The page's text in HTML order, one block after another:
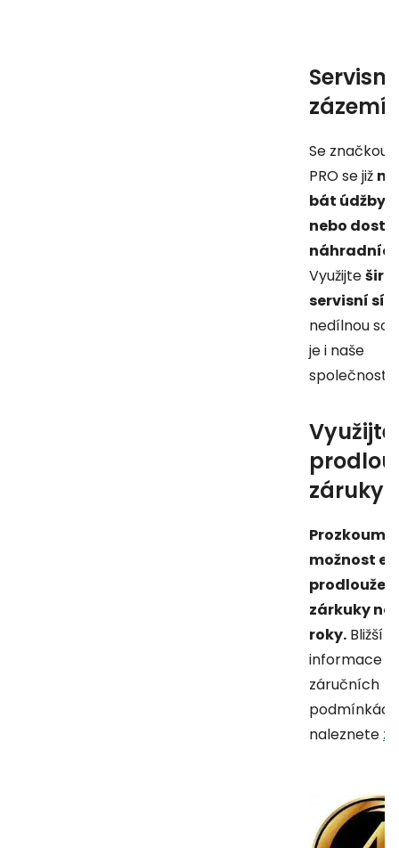
Servisní
zázemí
Se značkou
PRO se již
bát údžby,
nebo
Využijte
servisní
nedílnou
je i naše
společnost.
Využijte
záruky
možnost
zárkuky na
roky. Bližší
informace o
záručních
podmínkách
naleznete